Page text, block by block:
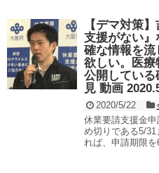
【デマ対策
支援がない
確な情報を
欲しい。医
公開してい
見 動画
2020/5/22
休業要請支援金
め切りである5/
れば、申請期限